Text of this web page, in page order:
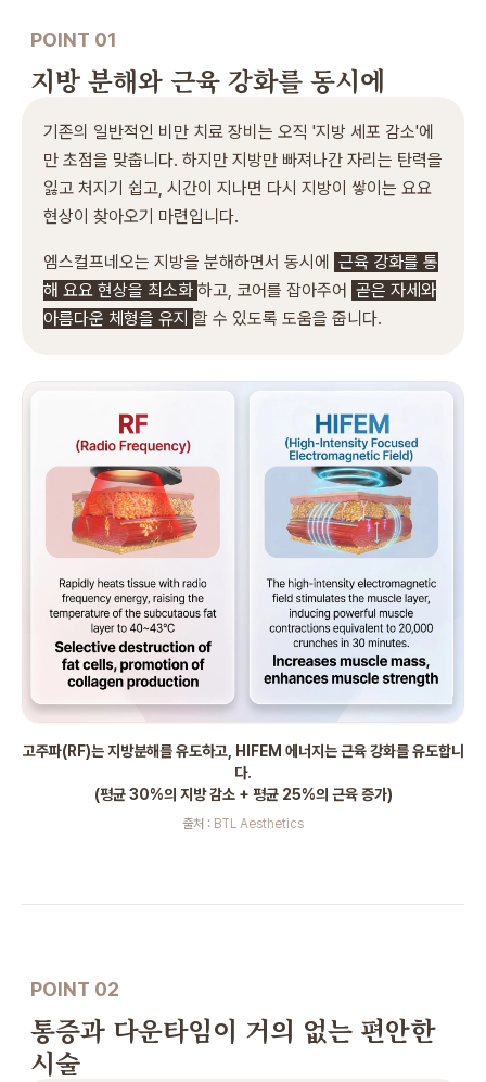
POINT 01
지방 분해와 근육 강화를 동시에
기존의 일반적인 비만 치료 장비는 오직 '지방 세포 감소'에
만 초점을 맞춥니다. 하지만 지방만 빠져나간 자리는 탄력을
잃고 처지기 쉽고, 시간이 지나면 다시 지방이 쌓이는 요요
현상이 찾아오기 마련입니다.
엠스컬프네오는 지방을 분해하면서 동시에
근육 강화를 통
해 요요 현상을 최소화 하고, 코어를 잡아주어 곧은 자세와
아름다운 체형을 유지 할 수 있도록 도움을 줍니다.
고주파(RF)는 지방분해를 유도하고, HIFEM 에너지는 근육 강화를 유도합니
다.
(평균 30%의 지방 감소 + 평균 25%의 근육 증가)
출처 : BTL Aesthetics
POINT 02
통증과 다운타임이 거의 없는 편안한
시술